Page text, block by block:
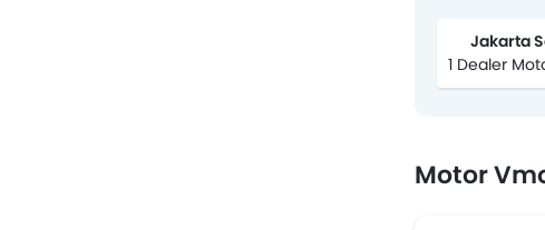
Jakarta
1 Dealer
Motor